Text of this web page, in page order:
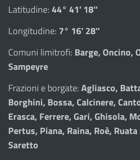
Latitudine:44° 41' 18''
Longitudine: 7° 16' 28''
Comuni limitrofi: Barge, Oncino,
Sampeyre
Frazioni e borgate:Agliasco,
Borghini, Bossa, Calcinere,
Erasca, Ferrere, Gari, Ghisola,
Pertus, Piana, Raina, Roè,
Saretto